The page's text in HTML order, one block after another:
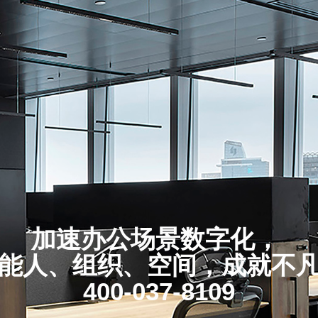
加速办公场景数字化，
人、组织、空间，成就不
400-037-8109